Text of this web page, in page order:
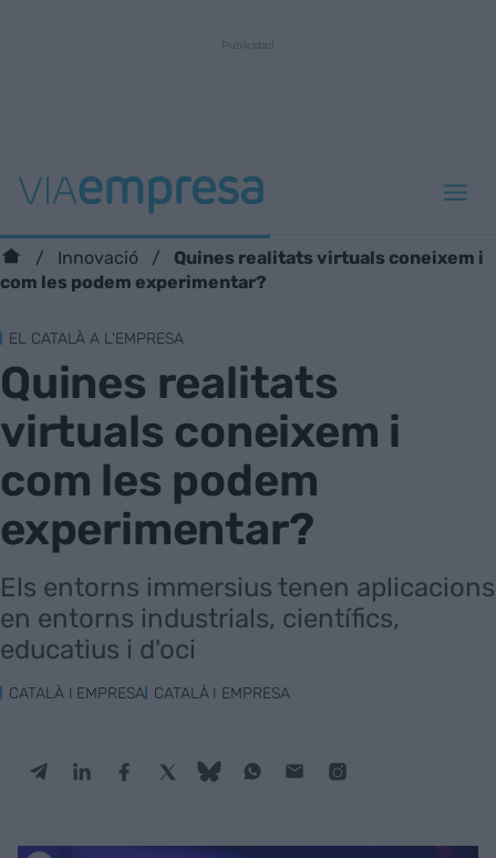
Innovació
Quines realitats virtuals coneixem i
com les podem experimentar?
EL CATALÀ A L'EMPRESA
Quines realitats
virtuals coneixem i
com les podem
experimentar?
Els entorns immersius tenen aplicacions
en entorns industrials, científics,
educatius i d'oci
CATALÀ I EMPRESA CATALÀ I EMPRESA